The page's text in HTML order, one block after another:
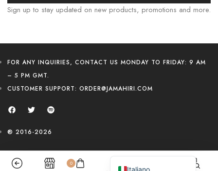
Sign up to stay updated on new products, promotions and more.
FOR ANY INQUIRIES, CONTACT US MONDAY TO FRIDAY: 9 AM
– 5 PM GMT.
CUSTOMER SUPPORT: ORDER@JAMAHIRI.COM
® 2016-2026
0
Italiano
English (UK)
Deutsch
简体中文